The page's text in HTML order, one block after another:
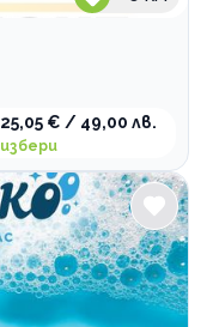
25,05 € / 49,00 лв.
избери